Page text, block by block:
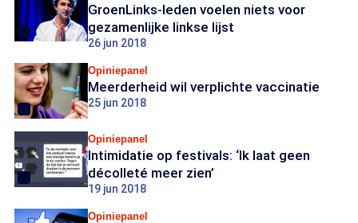
GroenLinks-leden voelen niets voor
gezamenlijke linkse lijst
26 jun 2018
Opiniepanel
Meerderheid wil verplichte vaccinatie
25 jun 2018
Opiniepanel
Intimidatie op festivals: ‘Ik laat geen
décolleté meer zien’
19 jun 2018
Opiniepanel